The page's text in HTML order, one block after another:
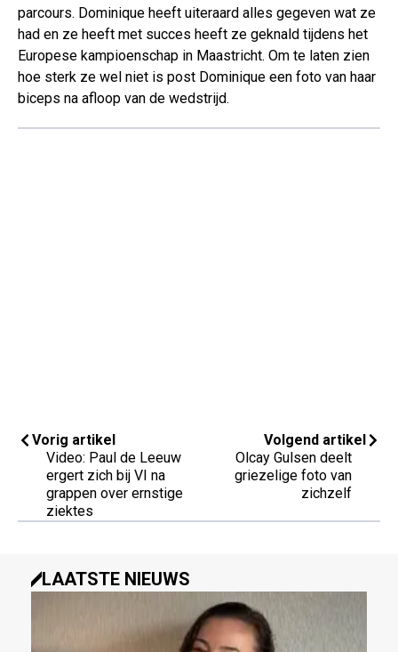
parcours. Dominique heeft uiteraard alles gegeven wat ze
had en ze heeft met succes heeft ze geknald tijdens het
Europese kampioenschap in Maastricht. Om te laten zien
hoe sterk ze wel niet is post Dominique een foto van haar
biceps na afloop van de wedstrijd.
Vorig artikel
Video: Paul de Leeuw
ergert zich bij VI na
grappen over ernstige
ziektes
Volgend artikel
Olcay Gulsen deelt
griezelige foto van
zichzelf
LAATSTE NIEUWS